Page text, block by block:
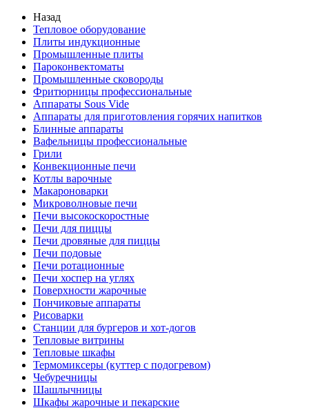
Назад
Тепловое оборудование
Плиты индукционные
Промышленные плиты
Пароконвектоматы
Промышленные сковороды
Фритюрницы профессиональные
Аппараты Sous Vide
Аппараты для приготовления горячих напитков
Блинные аппараты
Вафельницы профессиональные
Грили
Конвекционные печи
Котлы варочные
Макароноварки
Микроволновые печи
Печи высокоскоростные
Печи для пиццы
Печи дровяные для пиццы
Печи подовые
Печи ротационные
Печи хоспер на углях
Поверхности жарочные
Пончиковые аппараты
Рисоварки
Станции для бургеров и хот-догов
Тепловые витрины
Тепловые шкафы
Термомиксеры (куттер с подогревом)
Чебуречницы
Шашлычницы
Шкафы жарочные и пекарские